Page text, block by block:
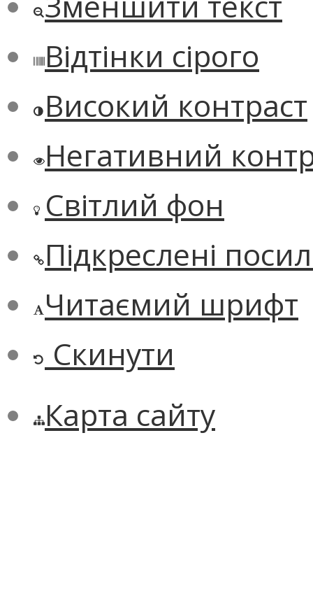
Відтінки сірого
Високий контраст
Негативний
Світлий фон
Підкреслені
Читаємий шрифт
Скинути
Карта сайту